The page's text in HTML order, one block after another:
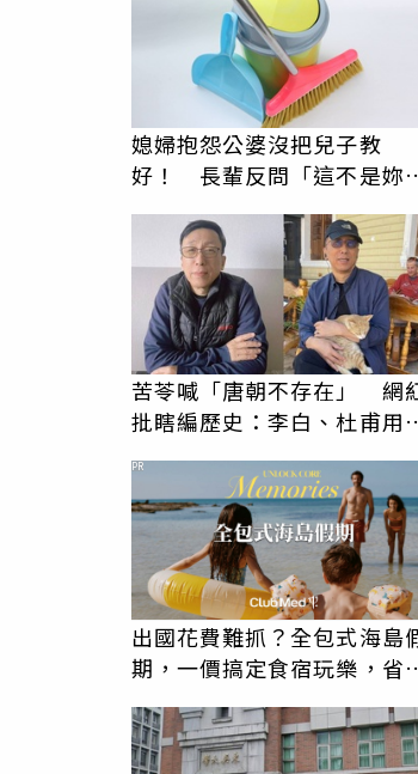
媳婦抱怨公婆沒把兒子教
好！ 長輩反問「這不是妳
苦苓喊「唐朝不存在」 網
批瞎編歷史：李白、杜甫用
出國花費難抓？全包式海島
期，一價搞定食宿玩樂，省
更省心！
PR